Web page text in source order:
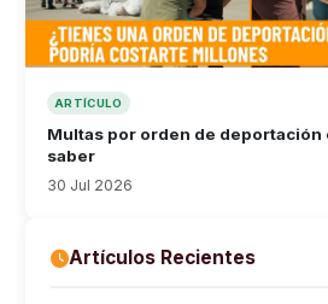
ARTÍCULO
Multas por orden de deportación
saber
30 Jul 2026
Artículos Recientes